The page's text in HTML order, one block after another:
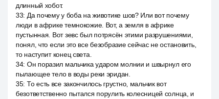
длинный хобот.
33: Да почему у боба на животике шов? Или вот почему
люди в африке темнокожие. Вот, а земля в африке
пустынная. Вот зевс был потрясён этими разрушениями,
понял, что если это все безобразие сейчас не остановить,
то наступит конец света.
34: Он поразил мальчика ударом молнии и швырнул его
пылающее тело в воды реки эридан.
35: То есть все закончилось грустно, мальчик вот
безответственно пытался порулить колесницей солнца, и